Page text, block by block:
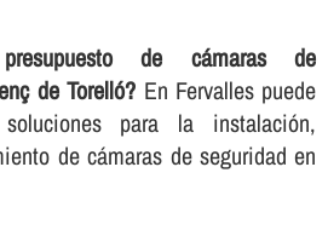
de cámaras de
de Torelló? En Fervalles puede
para la instalación,
de cámaras de seguridad en